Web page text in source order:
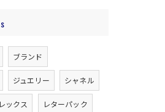
ブランド
ジュエリー シャネル
ックス レターパック